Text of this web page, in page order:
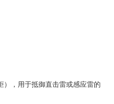
），用于抵御直击雷或感应雷的